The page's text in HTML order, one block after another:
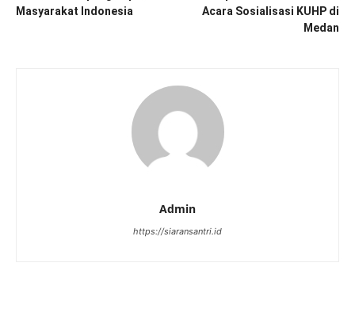
Masyarakat Indonesia
Acara Sosialisasi KUHP di
Medan
Admin
https://siaransantri.id